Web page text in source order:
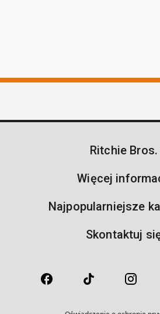
Ritchie Bros.
Więcej
Najpopularniejsze
Skontaktuj